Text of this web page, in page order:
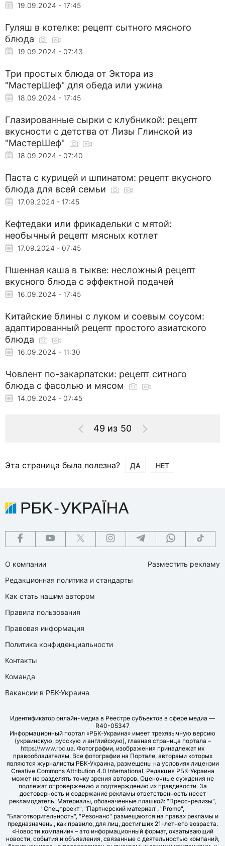
19.09.2024 - 17:45
Гуляш в котелке: рецепт сытного мясного
блюда
19.09.2024 - 07:43
Три простых блюда от Эктора из
"МастерШеф" для обеда или ужина
18.09.2024 - 17:45
Глазированные сырки с клубникой: рецепт
вкусности с детства от Лизы Глинской из
"МастерШеф"
18.09.2024 - 07:40
Паста с курицей и шпинатом: рецепт вкусного
блюда для всей семьи
17.09.2024 - 17:45
Кефтедаки или фрикадельки с мятой:
необычный рецепт мясных котлет
17.09.2024 - 07:45
Пшенная каша в тыкве: несложный рецепт
вкусного блюда с эффектной подачей
16.09.2024 - 17:45
Китайские блины с луком и соевым соусом:
адаптированный рецепт простого азиатского
блюда
16.09.2024 - 11:30
Човлент по-закарпатски: рецепт ситного
блюда с фасолью и мясом
14.09.2024 - 07:45
49 из 50
Эта страница была полезна? ДА НЕТ
О компании
Редакционная политика и стандарты
Как стать нашим автором
Правила пользования
Правовая информация
Политика конфиденциальности
Контакты
Команда
Вакансии в РБК-Украина
Разместить рекламу
Идентификатор онлайн-медиа в Реестре субъектов в сфере медиа —
R40-05347
Информационный портал «РБК-Украина» имеет трехязычную версию
(украинскую, русскую и английскую), главная страница портала –
https://www.rbc.ua. Фотографии, изображения принадлежат их
правообладателям. Все фотографии на Портале, авторами которых
являются журналисты РБК-Украина, размещены на условиях лицензии
Creative Commons Attribution 4.0 International. Редакция РБК-Украина
может не разделять точку зрения авторов. Оценочные суждения не
подлежат опровержению и подтверждению их правдивости. За
достоверность и содержание рекламы ответственность несет
рекламодатель. Материалы, обозначенные плашкой: "Пресс-релизы",
"Спецпроект", "Партнерский материал", "Promo",
"Благотворительность", "Резонанс" размещаются на правах рекламы и
предназначены, как правило, для лиц, достигших 21-летнего возраста.
«Новости компании» – это информационный формат, охватывающий
новости, события и объявления, связанные с деятельностью компаний,